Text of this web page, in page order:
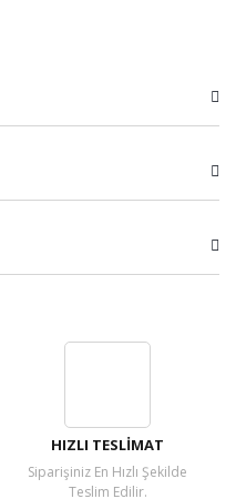
HIZLI TESLİMAT
Siparişiniz En Hızlı Şekilde
Teslim Edilir.